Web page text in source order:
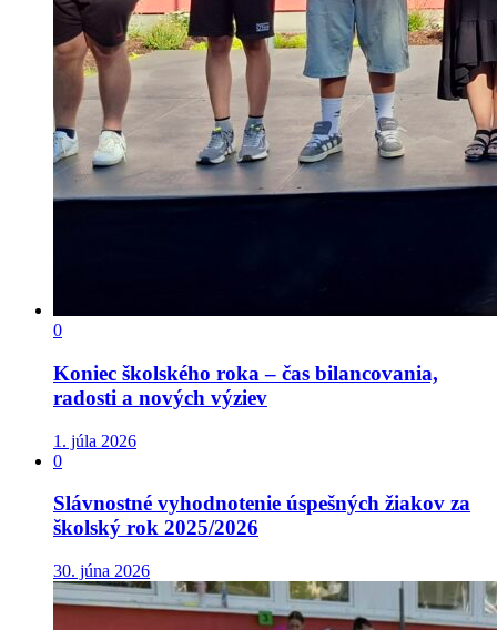
0
Koniec školského roka – čas bilancovania,
radosti a nových výziev
1. júla 2026
0
Slávnostné vyhodnotenie úspešných žiakov za
školský rok 2025/2026
30. júna 2026